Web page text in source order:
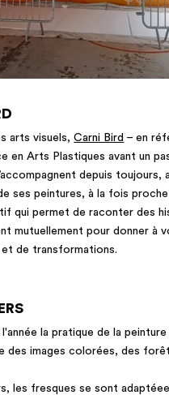
arts visuels,Carni Bird – en
Arts Plastiques avant un
depuis
ses peintures, à la fois
qui permet de raconter des
mutuellement pour donner à
et de transformations.
la pratique de la
des images colorées, des
les fresques se sont